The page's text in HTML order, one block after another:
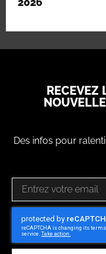
RECEVEZ
Des infos pour